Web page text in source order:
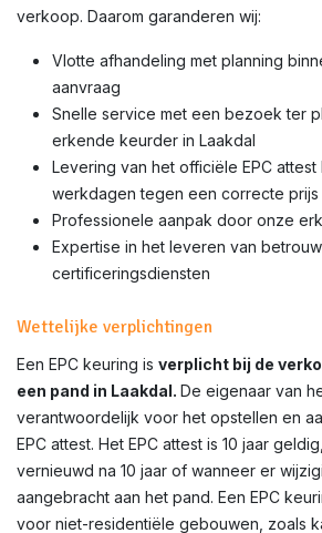
verkoop. Daarom garanderen wij:
Vlotte afhandeling met planning
aanvraag
Snelle service met een bezoek ter
erkende keurder in Laakdal
Levering van het officiële EPC attest
werkdagen tegen een correcte prijs
Professionele aanpak door onze
Expertise in het leveren van
certificeringsdiensten
Wettelijke verplichtingen
Een EPC keuring is verplicht bij de
een pand in Laakdal. De eigenaar van
verantwoordelijk voor het opstellen en
EPC attest. Het EPC attest is 10 jaar
vernieuwd na 10 jaar of wanneer er
aangebracht aan het pand. Een EPC
voor niet-residentiële gebouwen, zoals